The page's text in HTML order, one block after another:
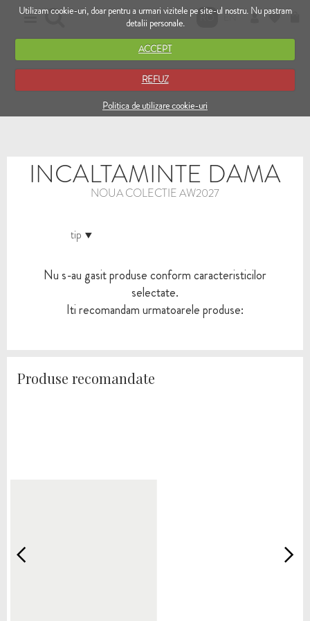
Utilizam cookie-uri, doar pentru a urmari vizitele pe site-ul nostru. Nu pastram
detalii personale.
ACCEPT
REFUZ
Politica de utilizare cookie-uri
RO EN
INCALTAMINTE DAMA
NOUA COLECTIE AW2027
tip
Nu s-au gasit produse conform caracteristicilor
selectate.
Iti recomandam urmatoarele produse:
Produse recomandate